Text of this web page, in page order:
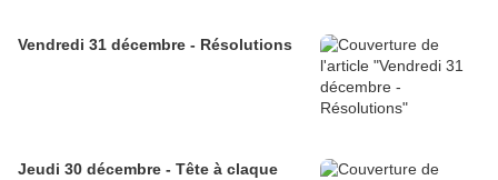
Vendredi 31 décembre - Résolutions
Jeudi 30 décembre - Tête à claque